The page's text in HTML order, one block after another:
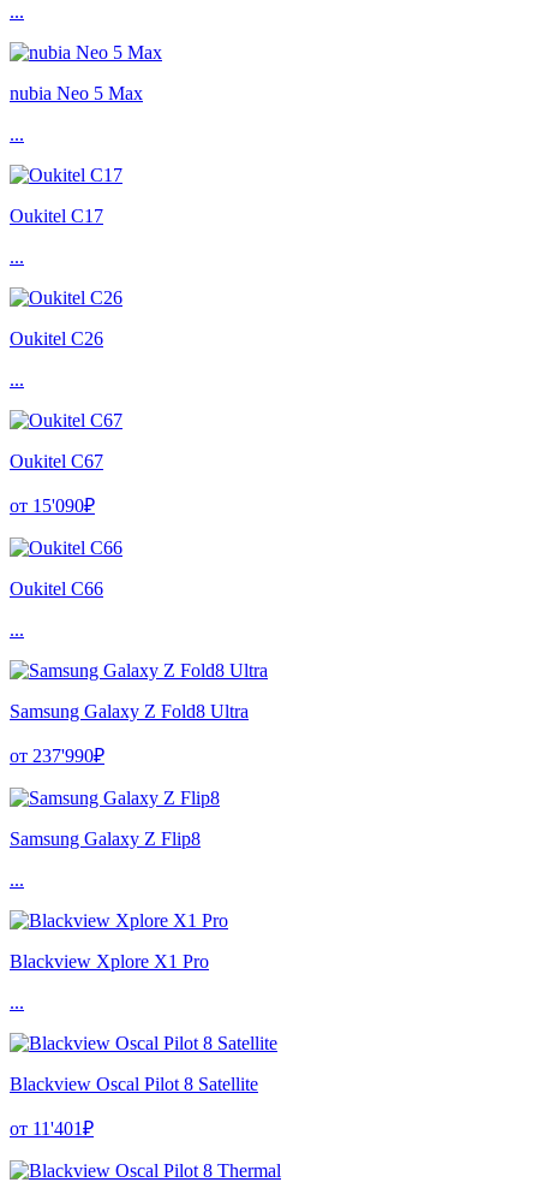
...
nubia Neo 5 Max
...
Oukitel C17
...
Oukitel C26
...
Oukitel C67
от 15'090₽
Oukitel C66
...
Samsung Galaxy Z Fold8 Ultra
от 237'990₽
Samsung Galaxy Z Flip8
...
Blackview Xplore X1 Pro
...
Blackview Oscal Pilot 8 Satellite
от 11'401₽